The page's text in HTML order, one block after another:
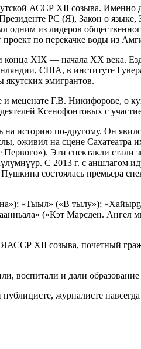
АССР XII созыва. Именно
РС (Я), Закон о языке,
из лидеров
проект по перекачке воды из
конца XIX — начала XX века.
США, в институте
якутских эмигрантов.
меценате Г.В. Никифорове, о
Ксенофонтовых с
на историю по-другому. Он
оживил на сцене Сахатеатра
Эти спектакли
С 2013 г. с аншлагом
состоялась премьера
«Тыыл» («В тылу»);
(«Кэт Марсден. Ангел
XII созыва, почетный
воспитали и дали
журналисте